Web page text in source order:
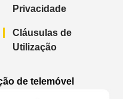
Privacidade
Cláusulas de
Utilização
de telemóvel